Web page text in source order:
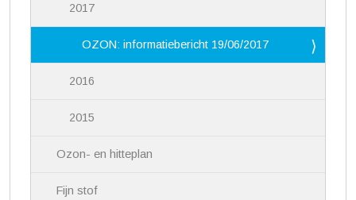
2017
OZON: informatiebericht 19/06/2017
2016
2015
Ozon- en hitteplan
Fijn stof